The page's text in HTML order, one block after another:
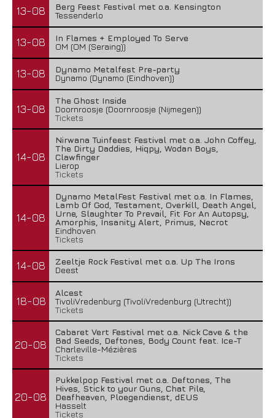
13-08
Berg Feest Festival met o.a. Kensington
Tessenderlo
13-08
In Flames + Employed To Serve
OM (OM (Seraing))
13-08
Dynamo Metalfest Pre-party
Dynamo (Dynamo (Eindhoven))
13-08
The Ghost Inside
Doornroosje (Doornroosje (Nijmegen))
Tickets
14-08
Nirwana Tuinfeest Festival met o.a. John Coffey,
The Dirty Daddies, Hiqpy, Wodan Boys,
Clawfinger
Lierop
Tickets
14-08
Dynamo MetalFest Festival met o.a. In Flames,
Lamb Of God, Testament, Overkill, Death Angel,
Urne, Slaughter To Prevail, Fit For An Autopsy,
Amorphis, Insanity Alert, Primus, Necrot
Eindhoven
Tickets
14-08
Zeeltje Rock Festival met o.a. Up The Irons
Deest
18-08
Alcest
TivoliVredenburg (TivoliVredenburg (Utrecht))
Tickets
20-08
Cabaret Vert Festival met o.a. Nick Cave & the
Bad Seeds, Deftones, Body Count feat. Ice-T
Charleville-Mézières
Tickets
20-08
Pukkelpop Festival met o.a. Deftones, The
Hives, Stick to your Guns, Chat Pile,
Deafheaven, Ploegendienst, dEUS
Hasselt
Tickets